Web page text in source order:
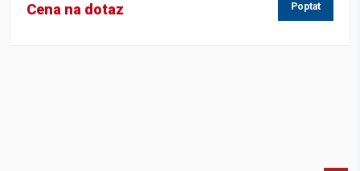
Cena na dotaz Poptat